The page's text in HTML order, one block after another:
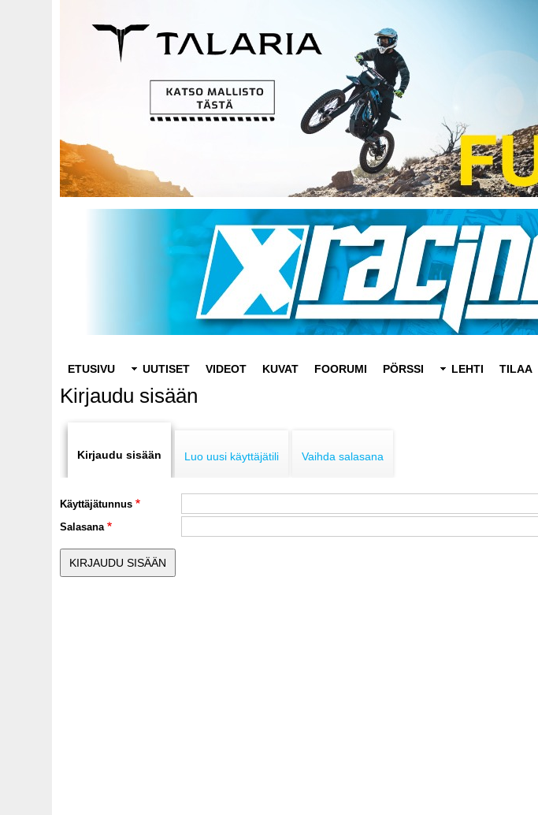
navigation
ETUSIVU UUTISET VIDEOT KUVAT FOORUMI PÖRSSI LEHTI TILAA
Kirjaudu sisään
tabs
Kirjaudu sisään Luo uusi käyttäjätili Vaihda salasana
Käyttäjätunnus
Salasana